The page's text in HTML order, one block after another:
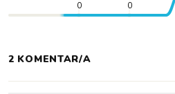
0 0
2 KOMENTAR/A